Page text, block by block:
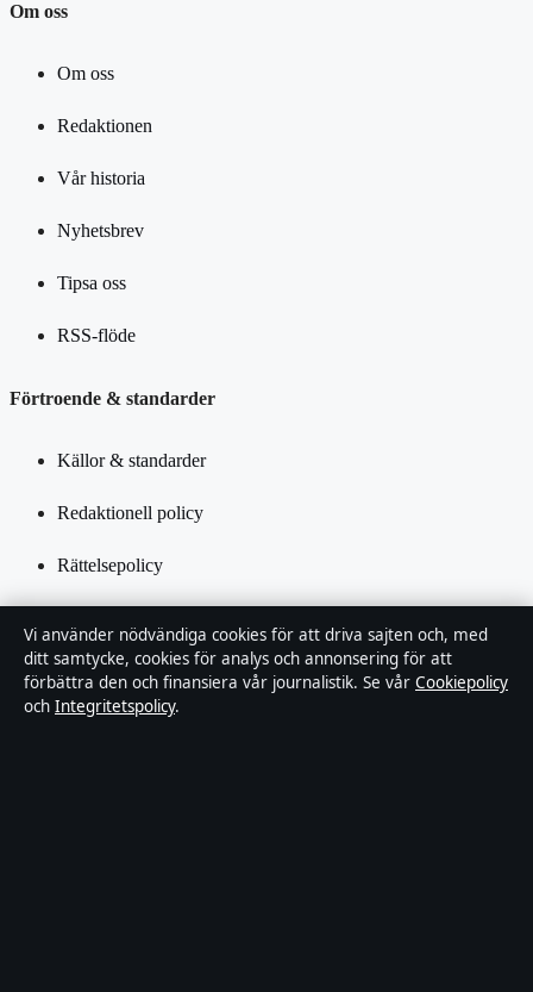
Om oss
Om oss
Redaktionen
Vår historia
Nyhetsbrev
Tipsa oss
RSS-flöde
Förtroende & standarder
Källor & standarder
Redaktionell policy
Rättelsepolicy
Integritetspolicy
Kändisar & integritet
Vi använder nödvändiga cookies för att driva sajten och, med
ditt samtycke, cookies för analys och annonsering för att
förbättra den och finansiera vår journalistik. Se vår Cookiepolicy
och Integritetspolicy.